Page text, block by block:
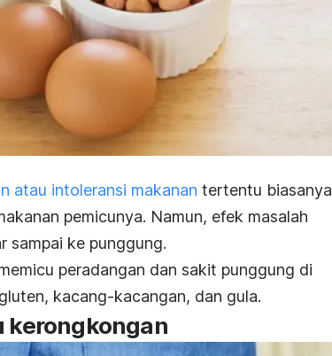
atau intoleransi makanan tertentu biasanya
pemicunya. Namun, efek masalah
sampai ke punggung.
peradangan dan sakit punggung di
kacang-kacangan, dan gula.
kerongkongan